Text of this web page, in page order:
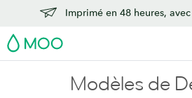
Imprimé en 48 heures,
MOO
Modèles de